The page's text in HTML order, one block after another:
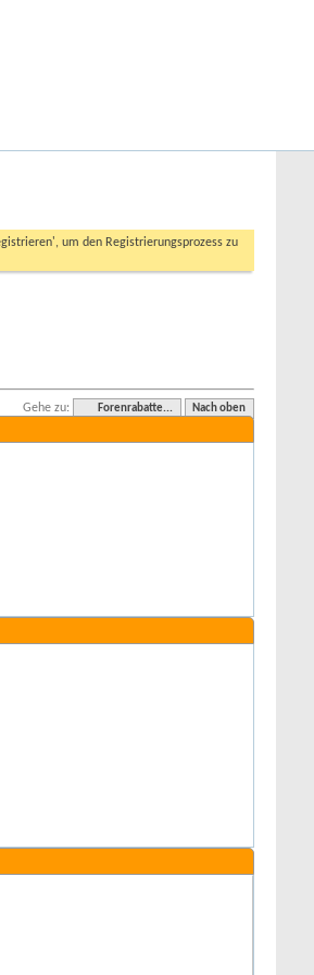
um den Registrierungsprozess zu
Gehe zu: Forenrabatte... Nach oben